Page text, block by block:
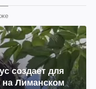
создает для
на Лиманском